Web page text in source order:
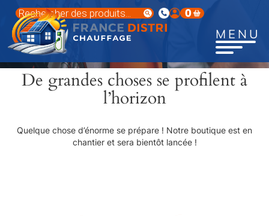
contenu
principal
Recherche
de
produits
0
MENU
De grandes choses se profilent à
l’horizon
Quelque chose d’énorme se prépare ! Notre boutique est en
chantier et sera bientôt lancée !